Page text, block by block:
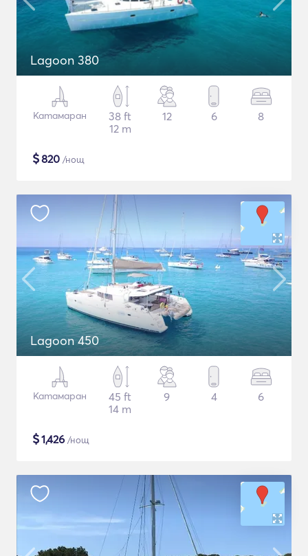
Lagoon 380
Катамаран
38 ft
12 m
12 6 8
$820 /нощ
Lagoon 450
Катамаран
45 ft
14 m
9 4 6
$1,426 /нощ